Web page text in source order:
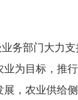
务部门大力
为目标，推
，农业供给